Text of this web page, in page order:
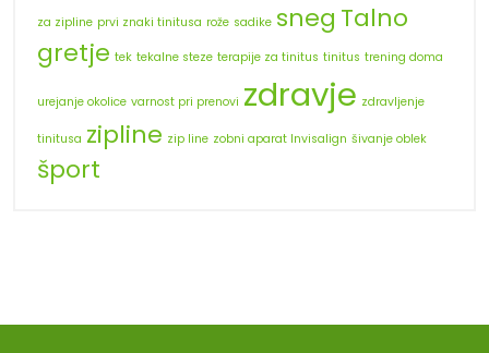
za zipline prvi znaki tinitusa rože sadike sneg Talno
gretje tek tekalne steze terapije za tinitus tinitus trening doma
urejanje okolice varnost pri prenovi zdravje zdravljenje
tinitusa zipline zip line zobni aparat Invisalign šivanje oblek
šport